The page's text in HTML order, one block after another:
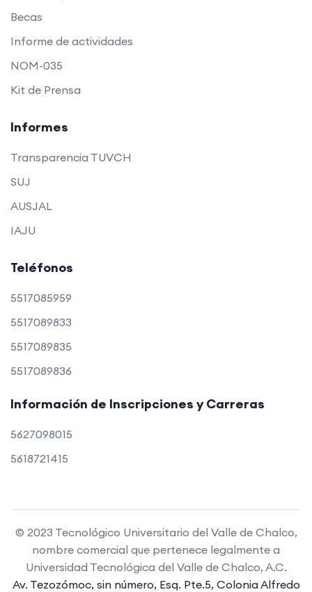
Becas
Informe de actividades
NOM-035
Kit de Prensa
Informes
Transparencia TUVCH
SUJ
AUSJAL
IAJU
Teléfonos
5517085959
5517089833
5517089835
5517089836
Información de Inscripciones y Carreras
5627098015
5618721415
© 2023 Tecnológico Universitario del Valle de Chalco,
nombre comercial que pertenece legalmente a
Universidad Tecnológica del Valle de Chalco, A.C.
Av. Tezozómoc, sin número, Esq. Pte.5, Colonia Alfredo